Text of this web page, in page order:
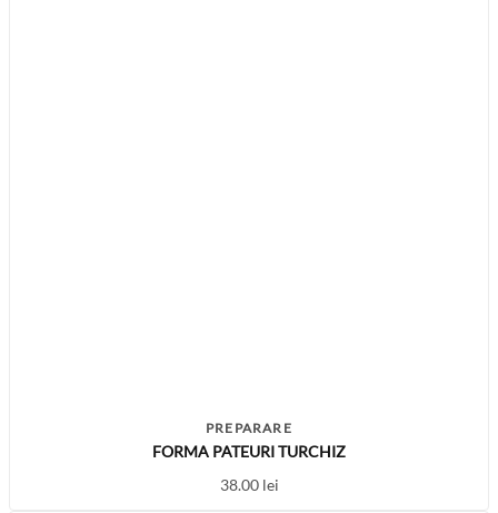
PREPARARE
FORMA PATEURI TURCHIZ
38.00 lei